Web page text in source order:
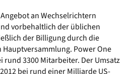
an Wechselrichtern
vorbehaltlich der üblichen
der Billigung durch die
Power One
rund 3300 Mitarbeiter. Der Umsatz
bei rund einer Milliarde US-